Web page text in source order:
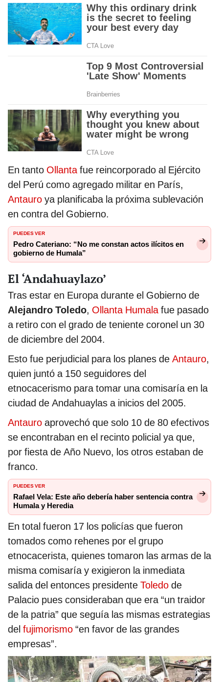
En tanto Ollanta fue reincorporado al Ejército
del Perú como agregado militar en París,
Antauro ya planificaba la próxima sublevación
en contra del Gobierno.
PUEDES VER
Pedro Cateriano: “No me constan actos ilícitos en
gobierno de Humala”
El ‘Andahuaylazo’
Tras estar en Europa durante el Gobierno de
Alejandro Toledo, Ollanta Humalafue pasado
a retiro con el grado de teniente coronel un 30
de diciembre del 2004.
Esto fue perjudicial para los planes de Antauro,
quien juntó a 150 seguidores del
etnocacerismo para tomar una comisaría en la
ciudad de Andahuaylas a inicios del 2005.
Antauro aprovechó que solo 10 de 80 efectivos
se encontraban en el recinto policial ya que,
por fiesta de Año Nuevo, los otros estaban de
franco.
PUEDES VER
Rafael Vela: Este año debería haber sentencia contra
Humala y Heredia
En total fueron 17 los policías que fueron
tomados como rehenes por el grupo
etnocacerista, quienes tomaron las armas de la
misma comisaría y exigieron la inmediata
salida del entonces presidente Toledo de
Palacio pues consideraban que era “un traidor
de la patria” que seguía las mismas estrategias
del fujimorismo “en favor de las grandes
empresas”.